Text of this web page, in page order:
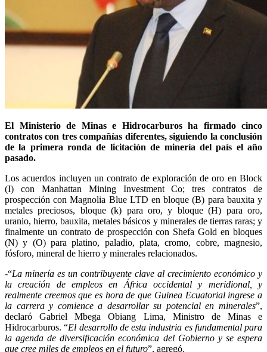
El Ministerio de Minas e Hidrocarburos ha firmado cinco
contratos con tres compañías diferentes, siguiendo la conclusión
de la primera ronda de licitación de minería del país el año
pasado.
Los acuerdos incluyen un contrato de exploración de oro en Block
(I) con Manhattan Mining Investment Co; tres contratos de
prospección con Magnolia Blue LTD en bloque (B) para bauxita y
metales preciosos, bloque (k) para oro, y bloque (H) para oro,
uranio, hierro, bauxita, metales básicos y minerales de tierras raras; y
finalmente un contrato de prospección con Shefa Gold en bloques
(N) y (O) para platino, paladio, plata, cromo, cobre, magnesio,
fósforo, mineral de hierro y minerales relacionados.
-“La minería es un contribuyente clave al crecimiento económico y
la creación de empleos en África occidental y meridional, y
realmente creemos que es hora de que Guinea Ecuatorial ingrese a
la carrera y comience a desarrollar su potencial en minerales”,
declaró Gabriel Mbega Obiang Lima, Ministro de Minas e
Hidrocarburos. “El desarrollo de esta industria es fundamental para
la agenda de diversificación económica del Gobierno y se espera
que cree miles de empleos en el futuro”, agregó.